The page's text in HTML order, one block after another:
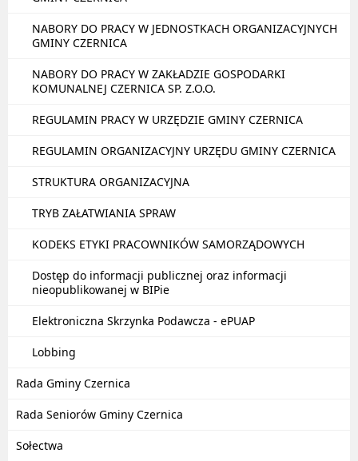
NABORY DO PRACY W JEDNOSTKACH ORGANIZACYJNYCH
GMINY CZERNICA
NABORY DO PRACY W ZAKŁADZIE GOSPODARKI
KOMUNALNEJ CZERNICA SP. Z.O.O.
REGULAMIN PRACY W URZĘDZIE GMINY CZERNICA
REGULAMIN ORGANIZACYJNY URZĘDU GMINY CZERNICA
STRUKTURA ORGANIZACYJNA
TRYB ZAŁATWIANIA SPRAW
KODEKS ETYKI PRACOWNIKÓW SAMORZĄDOWYCH
Dostęp do informacji publicznej oraz informacji
nieopublikowanej w BIPie
Elektroniczna Skrzynka Podawcza - ePUAP
Lobbing
Rada Gminy Czernica
Rada Seniorów Gminy Czernica
Sołectwa